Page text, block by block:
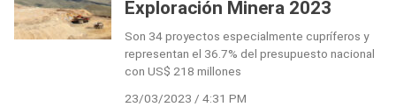
Exploración Minera 2023
Son 34 proyectos especialmente cupríferos y
representan el 36.7% del presupuesto nacional
con US$ 218 millones
23/03/2023 / 4:31 PM